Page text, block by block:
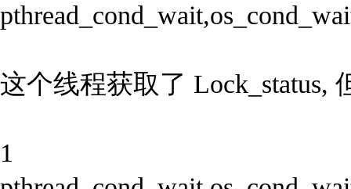
这个线程获取了 Lock_status,
1